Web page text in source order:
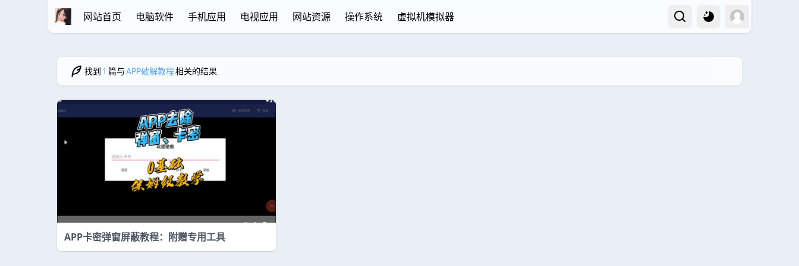
网站首页 电脑软件 手机应用 电视应用 网站资源 操作系统 虚拟机模拟器
找到 1 篇与APP破解教程相关的结果
APP卡密弹窗屏蔽教程：附赠专用工具